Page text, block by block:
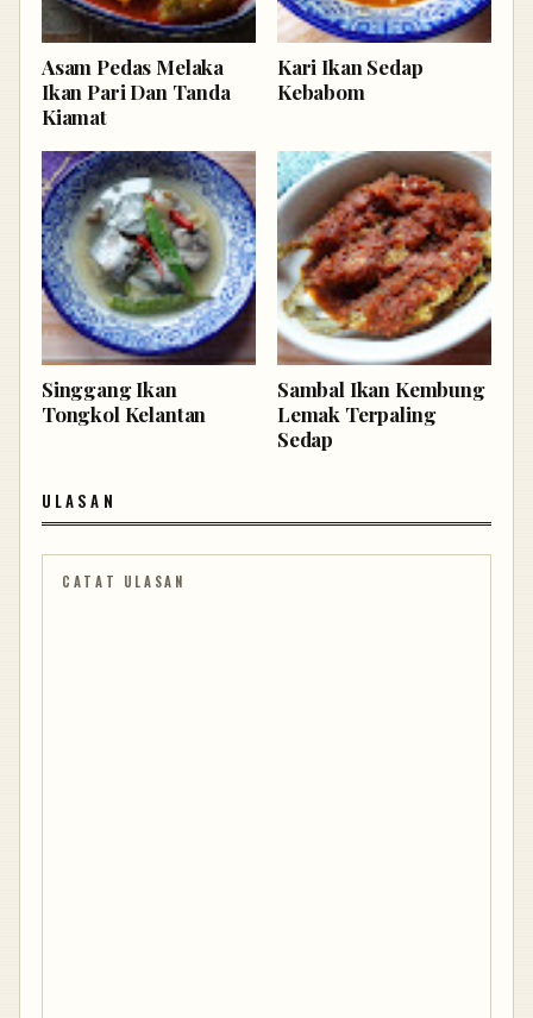
Asam Pedas Melaka
Ikan Pari Dan Tanda
Kiamat
Kari Ikan Sedap
Kebabom
Singgang Ikan
Tongkol Kelantan
Sambal Ikan Kembung
Lemak Terpaling
Sedap
ULASAN
CATAT ULASAN